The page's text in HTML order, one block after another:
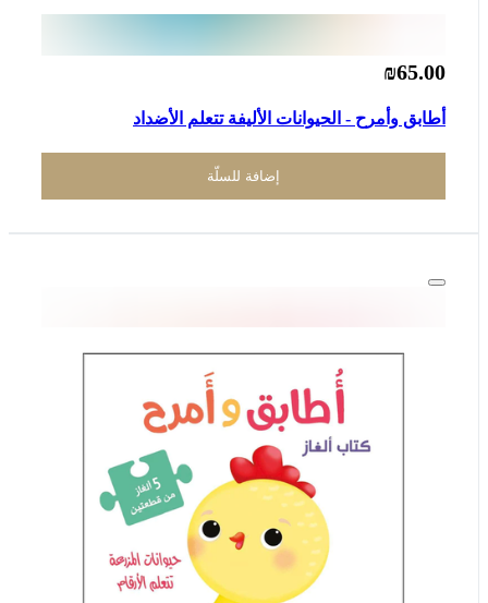
₪65.00
أطابق وأمرح - الحيوانات الأليفة تتعلم الأضداد
إضافة للسلّة